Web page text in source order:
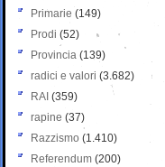
Primarie (149)
Prodi (52)
Provincia (139)
radici e valori (3.682)
RAI (359)
rapine (37)
Razzismo (1.410)
Referendum (200)